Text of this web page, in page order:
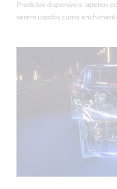
Produtos disponíveis apenas
serem usados como